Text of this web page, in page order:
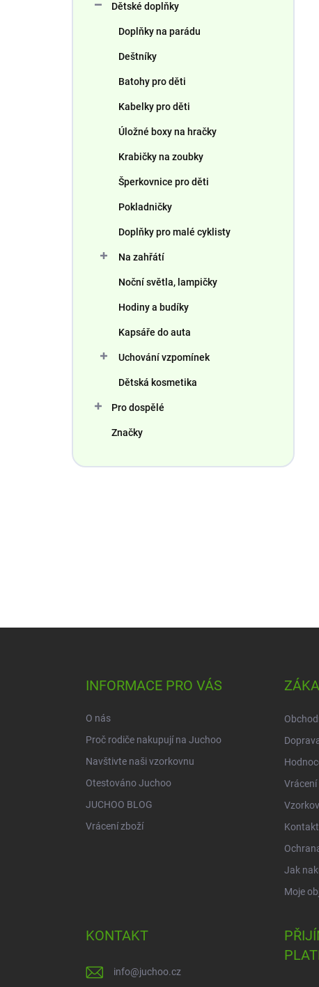
Dětské doplňky
Doplňky na parádu
Deštníky
Batohy pro děti
Kabelky pro děti
Úložné boxy na hračky
Krabičky na zoubky
Šperkovnice pro děti
Pokladničky
Doplňky pro malé cyklisty
Na zahřátí
Noční světla, lampičky
Hodiny a budíky
Kapsáře do auta
Uchování vzpomínek
Dětská kosmetika
Pro dospělé
Značky
INFORMACE PRO VÁS
O nás
Proč rodiče nakupují na Juchoo
Navštivte naši vzorkovnu
Otestováno Juchoo
JUCHOO BLOG
Vrácení zboží
Vrácení
Jak
Moje
KONTAKT
info@juchoo.cz